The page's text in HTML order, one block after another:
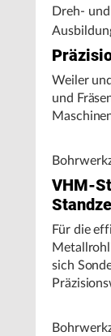
Dreh-
Weiler
und
VHM-
Für die
sich